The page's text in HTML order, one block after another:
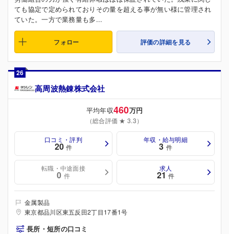
ても協定で定められておりその量を超える事が無い様に管理され
ていた。一方で業務量も多...
フォロー 評価の詳細を見る
26
高周波熱錬株式会社
平均年収460万円
（総合評価 ★ 3.3）
口コミ・評判
20 件
年収・給与明細
3 件
転職・中途面接
0 件
求人
21 件
金属製品
東京都品川区東五反田2丁目17番1号
長所・短所の口コミ